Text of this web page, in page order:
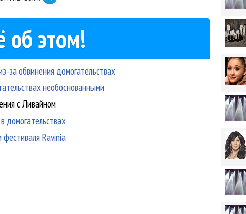
об этом!
за обвинения домогательствах
необоснованными
с Ливайном
Ravinia